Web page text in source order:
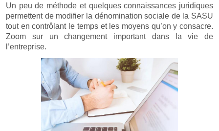
Un peu de méthode et quelques connaissances juridiques
permettent de modifier la dénomination sociale de la SASU
tout en contrôlant le temps et les moyens qu’on y consacre.
Zoom sur un changement important dans la vie de
l’entreprise.